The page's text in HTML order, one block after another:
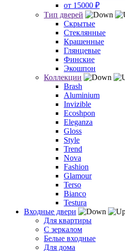
от 15000 ₽
Тип дверей
Скрытые
Стеклянные
Крашенные
Глянцевые
Финские
Экошпон
Коллекции
Brash
Aluminium
Invizible
Ecoshpon
Eleganza
Gloss
Style
Trend
Nova
Fashion
Glamour
Terso
Bianco
Testura
Входные двери
Для квартиры
С зеркалом
Белые входные
Для дома